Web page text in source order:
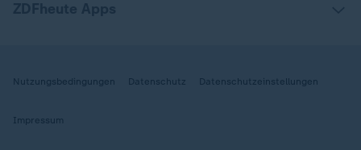
Nutzungsbedingungen Datenschutz Datenschutzeinstellungen
Impressum